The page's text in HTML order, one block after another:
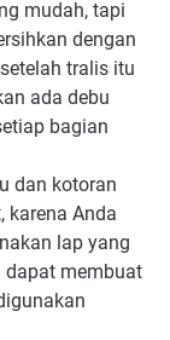
mudah, tapi
dengan
tralis itu
ada debu
bagian
dan kotoran
karena Anda
lap yang
dapat membuat